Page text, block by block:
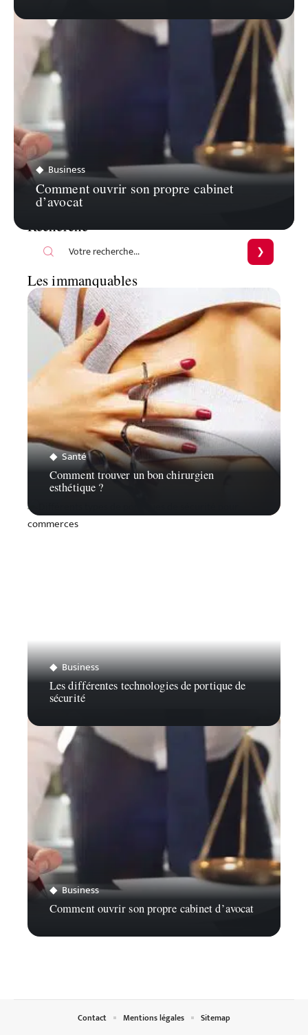
Business
Comment ouvrir son propre cabinet
d’avocat
Recherche
Les immanquables
Santé
Comment trouver un bon chirurgien
esthétique ?
Business
Les différentes technologies de portique de
sécurité
Business
Comment ouvrir son propre cabinet d’avocat
Contact Mentions légales Sitemap